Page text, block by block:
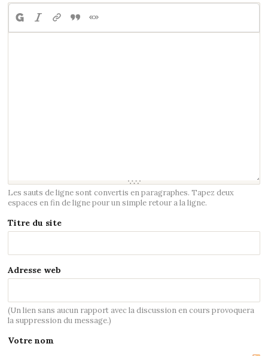
Les sauts de ligne sont convertis en paragraphes. Tapez deux
espaces en fin de ligne pour un simple retour a la ligne.
Titre du site
Adresse web
(Un lien sans aucun rapport avec la discussion en cours provoquera
la suppression du message.)
Votre nom